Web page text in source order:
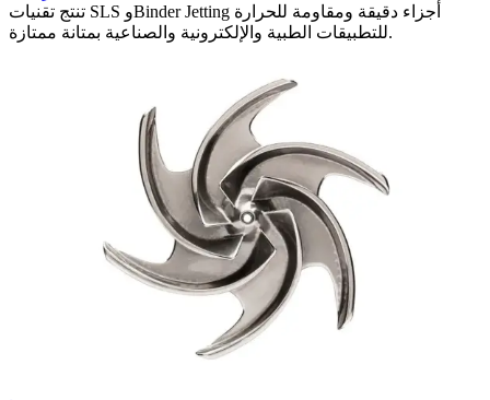
تنتج تقنيات SLS وBinder Jetting أجزاء دقيقة ومقاومة للحرارة
للتطبيقات الطبية والإلكترونية والصناعية بمتانة ممتازة.